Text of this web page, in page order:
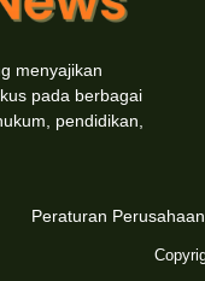
menyajikan
pada berbagai
pendidikan,
Peraturan Perusahaan